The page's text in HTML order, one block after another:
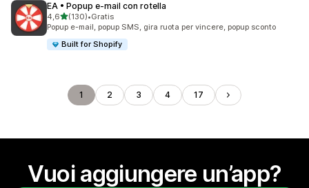
EA • Popup e‑mail con rotella
4,6stelle su 5
(130)
130 recensioni totali
•Gratis
Popup e-mail, popup SMS, gira ruota per vincere, popup sconto
Built for Shopify
1 2 3 4 17
Vuoi aggiungere un’app?